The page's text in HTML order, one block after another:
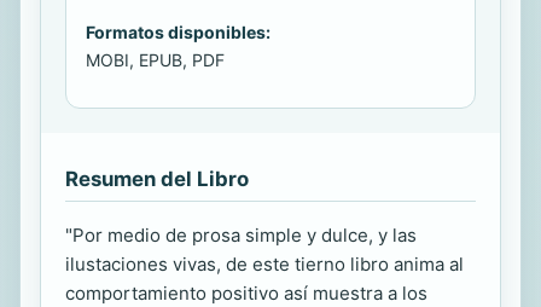
Formatos disponibles:
MOBI, EPUB, PDF
Resumen del Libro
"Por medio de prosa simple y dulce, y las
ilustaciones vivas, de este tierno libro anima al
comportamiento positivo así muestra a los